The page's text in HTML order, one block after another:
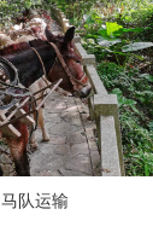
马队运输